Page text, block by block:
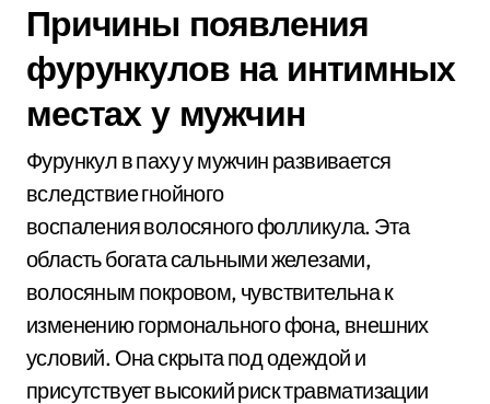
Причины появления
фурункулов на интимных
местах у мужчин
Фурункул в паху у мужчин развивается
вследствие гнойного
воспаления волосяного фолликула. Эта
область богата сальными железами,
волосяным покровом, чувствительна к
изменению гормонального фона, внешних
условий. Она скрыта под одеждой и
присутствует высокий риск травматизации